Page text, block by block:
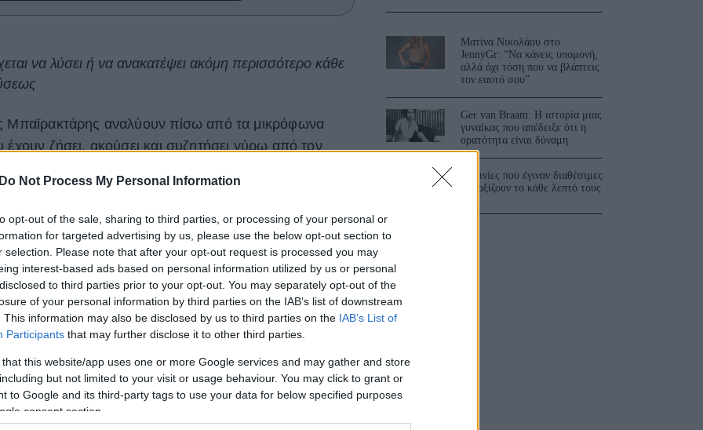
Do Not Process My Personal Information
opt-out of the sale, sharing to third parties, or processing of your personal or
for targeted advertising by us, please use the below opt-out section to
selection. Please note that after your opt-out request is processed you may
interest-based ads based on personal information utilized by us or personal
to third parties prior to your opt-out. You may separately opt-out of the
of your personal information by third parties on the IAB’s list of downstream
This information may also be disclosed by us to third parties on the IAB’s List of
Participants that may further disclose it to other third parties.
that this website/app uses one or more Google services and may gather and store
but not limited to your visit or usage behaviour. You may click to grant or
to Google and its third-party tags to use your data for below specified purposes
consent section.
να λύσει ή να ανακατέψει ακόμη περισσότερο κάθε
Μπαϊρακτάρης αναλύουν πίσω από τα μικρόφωνα
έχουν ζήσει, ακούσει και συζητήσει γύρω από τον
σεξ και των σχέσεων.
Ο Μάριος Σπύρογλου σε μια απολαυστική
του Flirtpen, της πρώτης ελληνικής εφαρμογής
ραβασάκια.
Ματίνα Νικολάου στο
JennyGr: “Να κάνεις υπομονή,
αλλά όχι τόση που να βλάπτεις
τον εαυτό σου”
Ger van Braam: Η ιστορία μιας
γυναίκας που απέδειξε ότι η
ορατότητα είναι δύναμη
3 ταινίες που έγιναν διαθέσιμες
και αξίζουν το κάθε λεπτό τους